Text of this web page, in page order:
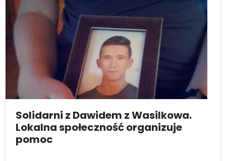
Solidarni z Dawidem z Wasilkowa.
Lokalna społeczność organizuje
pomoc